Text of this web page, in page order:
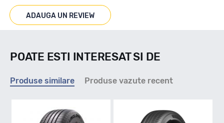
Marcaje
ADAUGA UN REVIEW
POATE ESTI INTERESAT SI DE
Produse similare Produse vazute recent